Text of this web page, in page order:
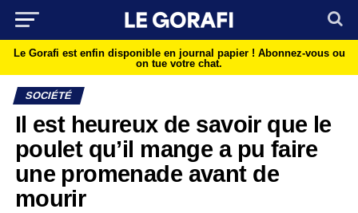
Le Gorafi est enfin disponible en journal papier ! Abonnez-vous ou
on tue votre chat.
SOCIÉTÉ
Il est heureux de savoir que le
poulet qu’il mange a pu faire
une promenade avant de
mourir